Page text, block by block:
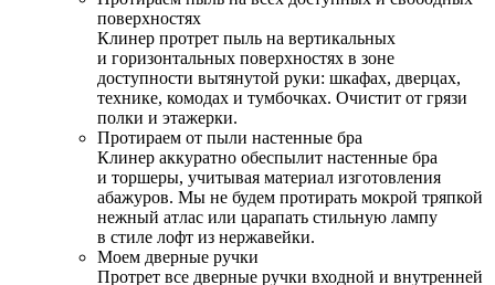
поверхностях
Клинер протрет пыль на вертикальных
и горизонтальных поверхностях в зоне
доступности вытянутой руки: шкафах, дверцах,
технике, комодах и тумбочках. Очистит от грязи
полки и этажерки.
Протираем от пыли настенные бра
Клинер аккуратно обеспылит настенные бра
и торшеры, учитывая материал изготовления
абажуров. Мы не будем протирать мокрой тряпкой
нежный атлас или царапать стильную лампу
в стиле лофт из нержавейки.
Моем дверные ручки
Протрет все дверные ручки входной и внутренней